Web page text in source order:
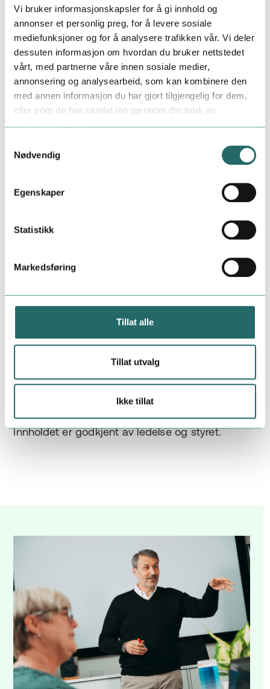
Vi bruker informasjonskapsler for å gi innhold og
annonser et personlig preg, for å levere sosiale
mediefunksjoner og for å analysere trafikken vår. Vi deler
dessuten informasjon om hvordan du bruker nettstedet
vårt, med partnerne våre innen sosiale medier,
annonsering og analysearbeid, som kan kombinere den
med annen informasjon du har gjort tilgjengelig for dem,
eller som de har samlet inn gjennom din bruk av
tjenestene deres.
Nødvendig
Egenskaper
Statistikk
Markedsføring
Tillat alle
Tillat utvalg
Ikke tillat
Kameleon og
Åpenhetsloven en lov om virksomheters åpenhet
menneskerettigheter og anstendige
arbeidsforhold.
Her kan du lese vår redegjørelse om hvordan
Kameleon Gruppen har arbeidet med
Les redegjørelsen her
Innholdet er godkjent av ledelse og styret.